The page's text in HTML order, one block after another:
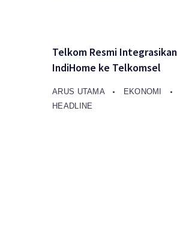
Telkom Resmi Integrasikan
IndiHome ke Telkomsel
ARUS UTAMA
EKONOMI
HEADLINE